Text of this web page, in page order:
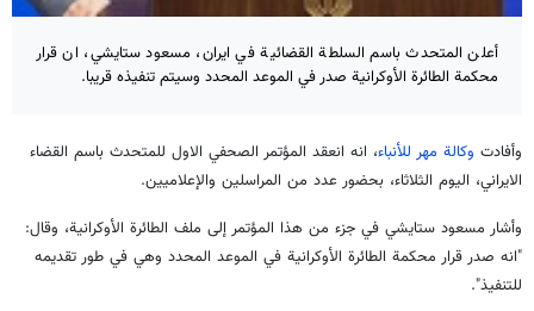
أعلن المتحدث باسم السلطة القضائية في ايران، مسعود ستايشي، ان قرار
محكمة الطائرة الأوكرانية صدر في الموعد المحدد وسيتم تنفيذه قريبا.
وأفادت وكالة مهر للأنباء، انه انعقد المؤتمر الصحفي الاول للمتحدث باسم القضاء
الايراني، اليوم الثلاثاء، بحضور عدد من المراسلين والإعلاميين.
وأشار مسعود ستايشي في جزء من هذا المؤتمر إلى ملف الطائرة الأوكرانية، وقال:
"انه صدر قرار محكمة الطائرة الأوكرانية في الموعد المحدد وهي في طور تقديمه
للتنفيذ".